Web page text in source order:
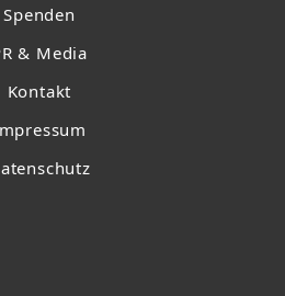
Spenden
& Media
Kontakt